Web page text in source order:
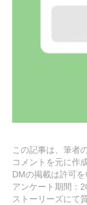
この記事は、筆者
コメントを元に作
DMの掲載は許可を
アンケート期間：
ストーリーズにて